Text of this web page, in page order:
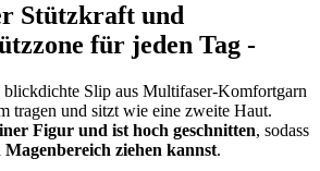
Stützkraft und
für jeden Tag -
Slip aus Multifaser-Komfortgarn
tragen und sitzt wie eine zweite Haut.
Figur und ist hoch geschnitten, sodass
Magenbereich ziehen kannst.